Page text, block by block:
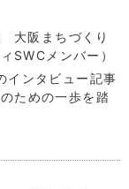
阪まちづくり
SWCメンバー）
インタビュー記事
ための一歩を踏